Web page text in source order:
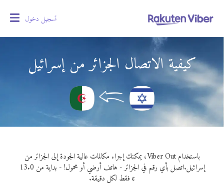
تسجيل دخول
كيفية الاتصال الجزائر من إسرائيل
باستخدام Viber Out، يمكنك إجراء مكالمات عالية الجودة إلى الجزائر من
إسرائيل.
اتصل بأي رقم في الجزائر - هاتف أرضي أو محمول! - بداية من 13.0
¢ فقط لكل دقيقة.